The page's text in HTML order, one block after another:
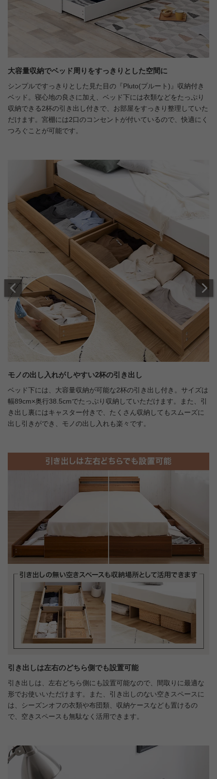
大容量収納でベッド周りをすっきりとした空間に
シンプルですっきりとした見た目の『Pluto(プルート)』収納付き
ベッド。寝心地の良さに加え、ベッド下には衣類などをたっぷり
収納できる2杯の引き出し付きで、お部屋をすっきり整理していた
だけます。宮棚には2口のコンセントが付いているので、快適にく
つろぐことが可能です。
モノの出し入れがしやすい2杯の引き出し
ベッド下には、大容量収納が可能な2杯の引き出し付き。サイズは
幅89cm×奥行38.5cmでたっぷり収納していただけます。また、引
き出し裏にはキャスター付きで、たくさん収納してもスムーズに
出し引きができ、モノの出し入れも楽々です。
引き出しは左右のどちら側でも設置可能
引き出しは、左右どちら側にも設置可能なので、間取りに最適な
形でお使いいただけます。また、引き出しのない空きスペースに
は、シーズンオフの衣類や布団類、収納ケースなども置けるの
で、空きスペースも無駄なく活用できます。